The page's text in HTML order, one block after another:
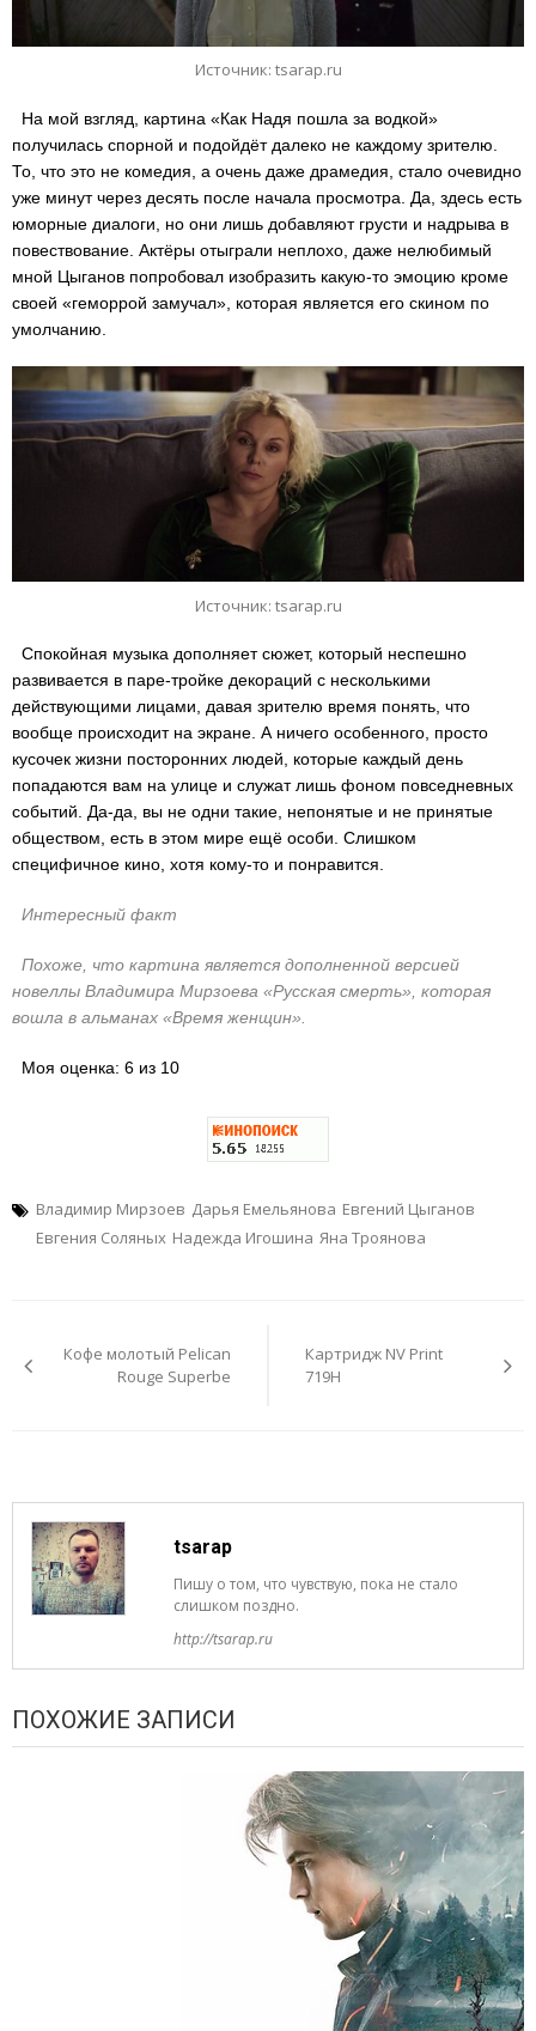
Источник: tsarap.ru
На мой взгляд, картина «Как Надя пошла за водкой»
получилась спорной и подойдёт далеко не каждому зрителю.
То, что это не комедия, а очень даже драмедия, стало очевидно
уже минут через десять после начала просмотра. Да, здесь есть
юморные диалоги, но они лишь добавляют грусти и надрыва в
повествование. Актёры отыграли неплохо, даже нелюбимый
мной Цыганов попробовал изобразить какую-то эмоцию кроме
своей «геморрой замучал», которая является его скином по
умолчанию.
Источник: tsarap.ru
Спокойная музыка дополняет сюжет, который неспешно
развивается в паре-тройке декораций с несколькими
действующими лицами, давая зрителю время понять, что
вообще происходит на экране. А ничего особенного, просто
кусочек жизни посторонних людей, которые каждый день
попадаются вам на улице и служат лишь фоном повседневных
событий. Да-да, вы не одни такие, непонятые и не принятые
обществом, есть в этом мире ещё особи. Слишком
специфичное кино, хотя кому-то и понравится.
Интересный факт
Похоже, что картина является дополненной версией
новеллы Владимира Мирзоева «Русская смерть», которая
вошла в альманах «Время женщин».
Моя оценка: 6 из 10
Владимир Мирзоев Дарья Емельянова Евгений Цыганов
Евгения Соляных Надежда Игошина Яна Троянова
записям
Кофе молотый Pelican
Rouge Superbe
Картридж NV Print
719H
tsarap
Пишу о том, что чувствую, пока не стало
слишком поздно.
http://tsarap.ru
ПОХОЖИЕ ЗАПИСИ